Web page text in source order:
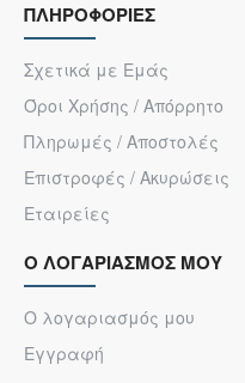
ΠΛΗΡΟΦΟΡΙΕΣ
Σχετικά με Εμάς
Όροι Χρήσης / Απόρρητο
Πληρωμές / Αποστολές
Επιστροφές / Ακυρώσεις
Εταιρείες
Ο ΛΟΓΑΡΙΑΣΜΟΣ ΜΟΥ
Ο λογαριασμός μου
Εγγραφή